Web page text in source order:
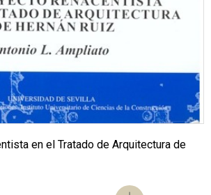
en el Tratado de Arquitectura de